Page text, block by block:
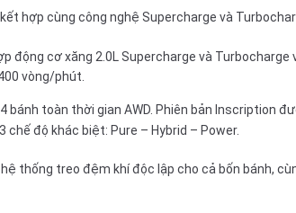
hợp cùng công nghệ Supercharge và
động cơ xăng 2.0L Supercharge và
vòng/phút.
toàn thời gian AWD. Phiên bản Inscription
độ khác biệt: Pure – Hybrid – Power.
thống treo đệm khí độc lập cho cả bốn bánh,